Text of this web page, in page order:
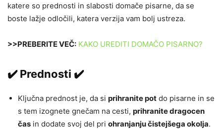
katere so prednosti in slabosti domače pisarne, da se
boste lažje odločili, katera verzija vam bolj ustreza.
>>PREBERITE VEČ: KAKO UREDITI DOMAČO PISARNO?
✔️ Prednosti ✔️
Ključna prednost je, da si prihranite pot do pisarne in se
s tem izognete gnečam na cesti, prihranite dragocen
čas in dodate svoj del pri ohranjanju čistejšega okolja.